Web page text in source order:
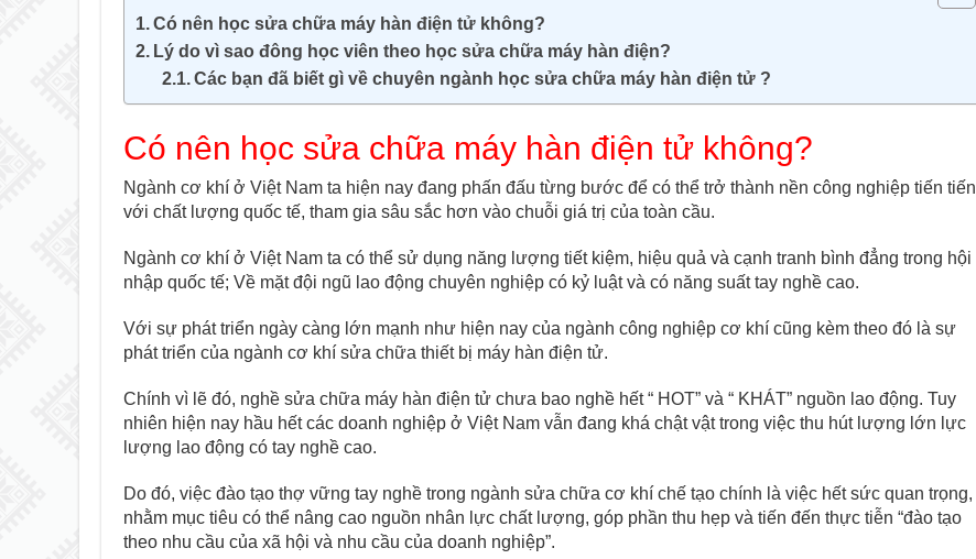
Có nên học sửa chữa máy hàn điện tử không?
Lý do vì sao đông học viên theo học sửa chữa máy hàn điện?
Các bạn đã biết gì về chuyên ngành học sửa chữa máy hàn điện tử ?
Có nên học sửa chữa máy hàn điện tử không?
Ngành cơ khí ở Việt Nam ta hiện nay đang phấn đấu từng bước để có thể trở thành nền công nghiệp tiến tiến
với chất lượng quốc tế, tham gia sâu sắc hơn vào chuỗi giá trị của toàn cầu.
Ngành cơ khí ở Việt Nam ta có thể sử dụng năng lượng tiết kiệm, hiệu quả và cạnh tranh bình đẳng trong hội
nhập quốc tế; Về mặt đội ngũ lao động chuyên nghiệp có kỷ luật và có năng suất tay nghề cao.
Với sự phát triển ngày càng lớn mạnh như hiện nay của ngành công nghiệp cơ khí cũng kèm theo đó là sự
phát triển của ngành cơ khí sửa chữa thiết bị máy hàn điện tử.
Chính vì lẽ đó, nghề sửa chữa máy hàn điện tử chưa bao nghề hết “ HOT” và “ KHÁT” nguồn lao động. Tuy
nhiên hiện nay hầu hết các doanh nghiệp ở Việt Nam vẫn đang khá chật vật trong việc thu hút lượng lớn lực
lượng lao động có tay nghề cao.
Do đó, việc đào tạo thợ vững tay nghề trong ngành sửa chữa cơ khí chế tạo chính là việc hết sức quan trọng,
nhằm mục tiêu có thể nâng cao nguồn nhân lực chất lượng, góp phần thu hẹp và tiến đến thực tiễn “đào tạo
theo nhu cầu của xã hội và nhu cầu của doanh nghiệp”.